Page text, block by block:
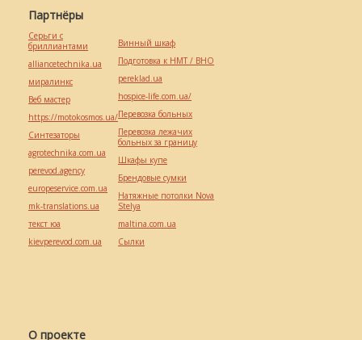
О проекте
Партнёры
Серьги с
бриллиантами
alliancetechnika.ua
миралинкс
Веб мастер
https://motokosmos.ua/
Синтезаторы
agrotechnika.com.ua
perevod.agency
europeservice.com.ua
mk-translations.ua
текст юа
kievperevod.com.ua
Винный шкаф
Подготовка к НМТ / ВНО
pereklad.ua
hospice-life.com.ua/
Перевозка больных
Перевозка лежачих
больных за границу
Шкафы купе
Брендовые сумки
Натяжные потолки Nova
Stelya
maltina.com.ua
Cылки